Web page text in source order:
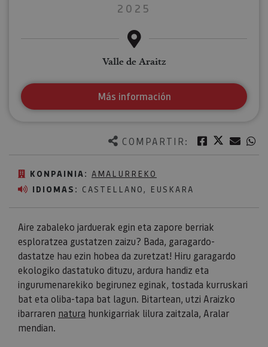
COMPARTIR: Facebook
Twitter
KONPAINIA: AMALURREKO
IDIOMAS: CASTELLANO, EUSKARA
Aire zabaleko jarduerak egin eta zapore berriak
esploratzea gustatzen zaizu? Bada, garagardo-
dastatze hau ezin hobea da zuretzat! Hiru garagardo
ekologiko dastatuko dituzu, ardura handiz eta
ingurumenarekiko begirunez eginak, tostada kurruskari
bat eta oliba-tapa bat lagun. Bitartean, utzi Araizko
ibarraren natura hunkigarriak lilura zaitzala, Aralar
mendian.
2025
Valle de Araitz
Más información